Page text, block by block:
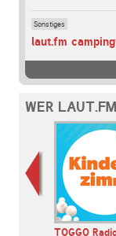
Sonstiges
laut.fm
WER
TOGGO